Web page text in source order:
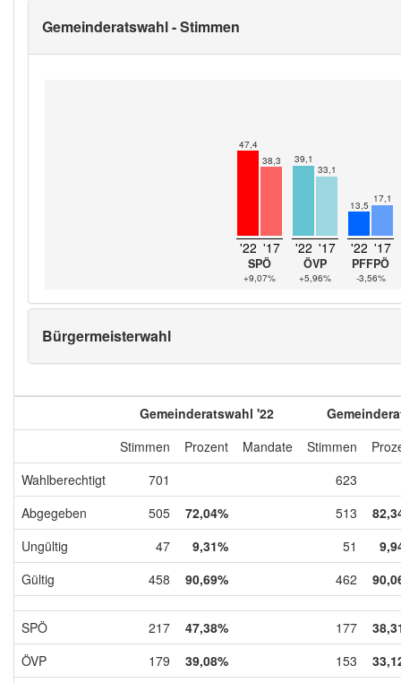
Gemeinderatswahl - Stimmen
47,4
38,3
'22 '17
SPÖ
+9,07%
39,1
33,1
'22 '17
ÖVP
+5,96%
13,5 17,1
'22 '17
PFFPÖ
-3,56%
Bürgermeisterwahl
Gemeinderatswahl '22
Stimmen
Prozent Mandate Stimmen
Wahlberechtigt
701
623
Abgegeben
505 72,04% 513
Ungültig
47 9,31% 51
Gültig
458 90,69% 462
SPÖ 217 47,38% 177
ÖVP
179 39,08% 153